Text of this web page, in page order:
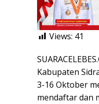
Views: 41
Kabupaten
3-16 Oktober
mendaftar dan